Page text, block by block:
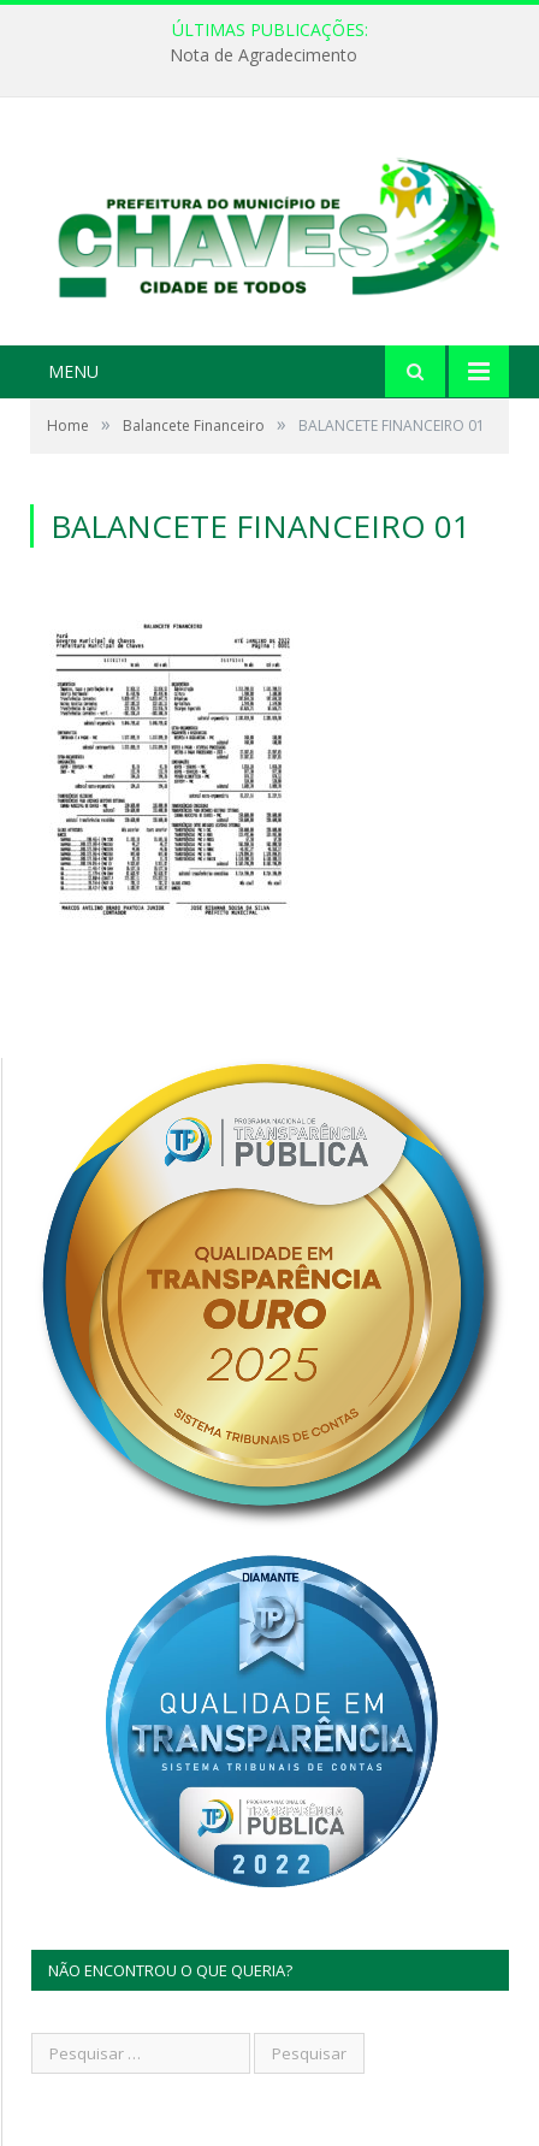
ÚLTIMAS PUBLICAÇÕES:
Nota de Agradecimento
MENU
Home » Balancete Financeiro » BALANCETE FINANCEIRO 01
BALANCETE FINANCEIRO 01
NÃO ENCONTROU O QUE QUERIA?